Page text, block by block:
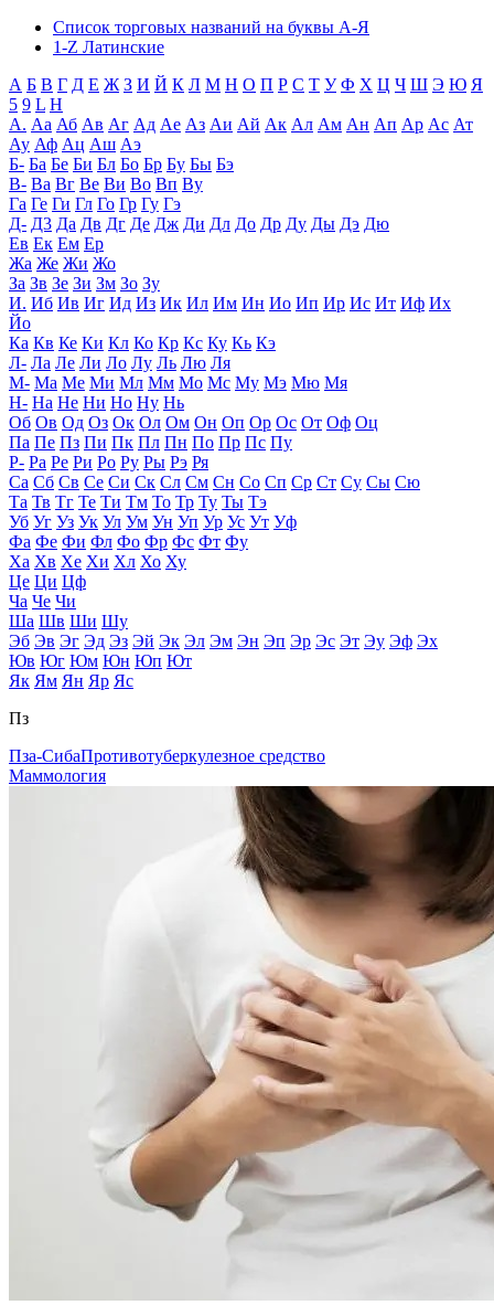
Список торговых названий на буквы А-Я
1-Z Латинские
А Б В Г Д Е Ж З И Й К Л М Н О П Р С Т У Ф Х Ц Ч Ш Э Ю Я
5 9 L H
А. Аа Аб Ав Аг Ад Ае Аз Аи Ай Ак Ал Ам Ан Ап Ар Ас Ат
Ау Аф Ац Аш Аэ
Б- Ба Бе Би Бл Бо Бр Бу Бы Бэ
В- Ва Вг Ве Ви Во Вп Ву
Га Ге Ги Гл Го Гр Гу Гэ
Д- Д3 Да Дв Дг Де Дж Ди Дл До Др Ду Ды Дэ Дю
Ев Ек Ем Ер
Жа Же Жи Жо
За Зв Зе Зи Зм Зо Зу
И. Иб Ив Иг Ид Из Ик Ил Им Ин Ио Ип Ир Ис Ит Иф Их
Йо
Ка Кв Ке Ки Кл Ко Кр Кс Ку Кь Кэ
Л- Ла Ле Ли Ло Лу Ль Лю Ля
М- Ма Ме Ми Мл Мм Мо Мс Му Мэ Мю Мя
Н- На Не Ни Но Ну Нь
Об Ов Од Оз Ок Ол Ом Он Оп Ор Ос От Оф Оц
Па Пе Пз Пи Пк Пл Пн По Пр Пс Пу
Р- Ра Ре Ри Ро Ру Ры Рэ Ря
Са Сб Св Се Си Ск Сл См Сн Со Сп Ср Ст Су Сы Сю
Та Тв Тг Те Ти Тм То Тр Ту Ты Тэ
Уб Уг Уз Ук Ул Ум Ун Уп Ур Ус Ут Уф
Фа Фе Фи Фл Фо Фр Фс Фт Фу
Ха Хв Хе Хи Хл Хо Ху
Це Ци Цф
Ча Че Чи
Ша Шв Ши Шу
Эб Эв Эг Эд Эз Эй Эк Эл Эм Эн Эп Эр Эс Эт Эу Эф Эх
Юв Юг Юм Юн Юп Ют
Як Ям Ян Яр Яс
Пз
Пза-СибаПротивотуберкулезное средство
Маммология